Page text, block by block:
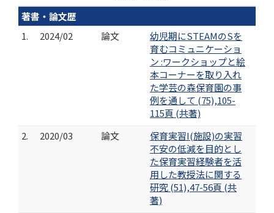
著書・論文歴
1.
2024/02 論文
幼児期にSTEAMのSを
育むコミュニケーショ
ン :ワークショップと絵
本コーナーを取り入れ
た学芸の森保育園の事
例を通して (75),105-
115頁 (共著)
2.
2020/03 論文
保育実習I(施設)の実習
不安の低減を目的とし
た保育実習経験者を活
用した教授法に関する
研究 (51),47-56頁 (共
著)